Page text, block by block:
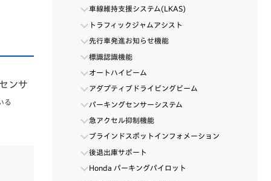
ンサ
る
車線維持支援システム(LKAS)
トラフィックジャムアシスト
先行車発進お知らせ機能
標識認識機能
オートハイビーム
アダプティブドライビングビーム
パーキングセンサーシステム
急アクセル抑制機能
ブラインドスポットインフォメーション
後退出庫サポート
Honda パーキングパイロット